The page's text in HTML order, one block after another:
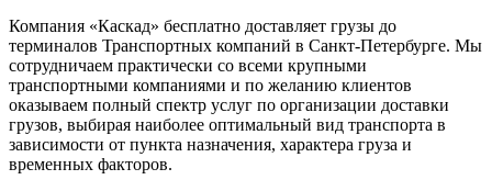
Компания «Каскад» бесплатно доставляет грузы до
терминалов Транспортных компаний в Санкт-Петербурге. Мы
сотрудничаем практически со всеми крупными
транспортными компаниями и по желанию клиентов
оказываем полный спектр услуг по организации доставки
грузов, выбирая наиболее оптимальный вид транспорта в
зависимости от пункта назначения, характера груза и
временных факторов.